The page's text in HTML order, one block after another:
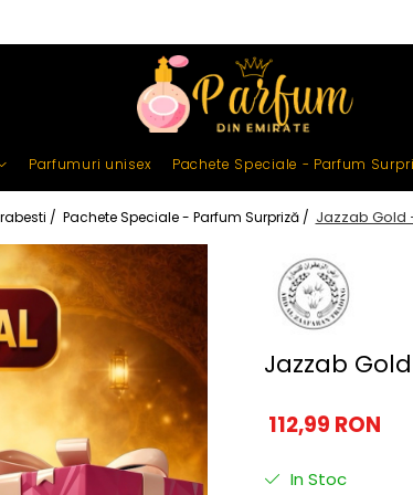
Parfumuri unisex Pachete Speciale - Parfum
/ Pachete Speciale - Parfum Surpriză / Jazzab Gold
Jazzab
112,99 RON
In Stoc